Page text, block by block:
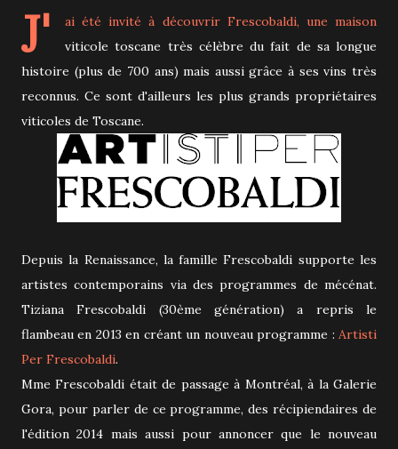
J' ai été invité à découvrir Frescobaldi, une maison
viticole toscane très célèbre du fait de sa longue
histoire (plus de 700 ans) mais aussi grâce à ses vins très
reconnus. Ce sont d'ailleurs les plus grands propriétaires
viticoles de Toscane.
Depuis la Renaissance, la famille Frescobaldi supporte les
artistes contemporains via des programmes de mécénat.
Tiziana Frescobaldi (30ème génération) a repris le
flambeau en 2013 en créant un nouveau programme : Artisti
Per Frescobaldi.
Mme Frescobaldi était de passage à Montréal, à la Galerie
Gora, pour parler de ce programme, des récipiendaires de
l'édition 2014 mais aussi pour annoncer que le nouveau